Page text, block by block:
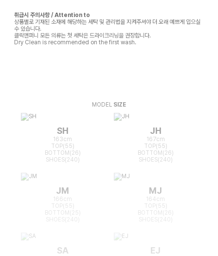
취급시 주의사항 / Attention to
상품별로 기재된 소재에 해당하는 세탁 및 관리법을 지켜주셔야 더 오래 예쁘게 입으실
수 있습니다.
클릭앤퍼니 모든 의류는 첫 세탁은 드라이크리닝을 권장합니다.
Dry Clean is recommended on the first wash.
MODEL SIZE
SH
163cm
TOP(55)
BOTTOM(26)
SHOES(240)
JH
167cm
TOP(55)
BOTTOM(26)
SHOES(240)
JM
166cm
TOP(55)
BOTTOM(25)
MJ
164cm
TOP(55)
BOTTOM(26)
SA EJ